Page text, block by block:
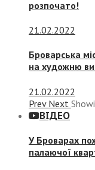
розпочато!
21.02.2022
Броварська
на художню
21.02.2022
Prev Next
ВІДЕО
У Броварах
палаючої